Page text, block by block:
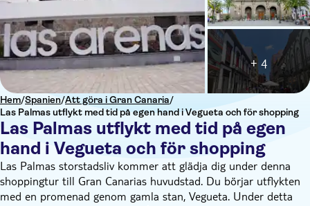
Hem/Spanien/Att göra i Gran Canaria/
Las Palmas utflykt med tid på egen hand i Vegueta och för shopping
Las Palmas utflykt med tid på egen
hand i Vegueta och för shopping
+ 4
Las Palmas storstadsliv kommer att glädja dig under denna
shoppingtur till Gran Canarias huvudstad. Du börjar utflykten
med en promenad genom gamla stan, Vegueta. Under detta